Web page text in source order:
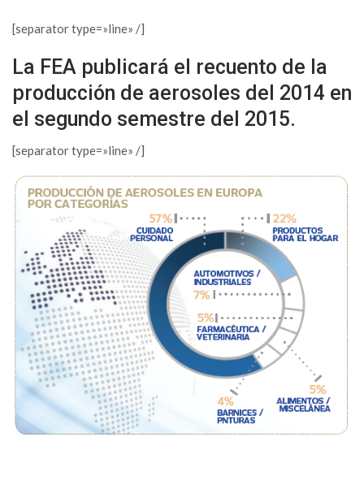
[separator type=»line» /]
La FEA publicará el recuento de la
producción de aerosoles del 2014 en
el segundo semestre del 2015.
[separator type=»line» /]